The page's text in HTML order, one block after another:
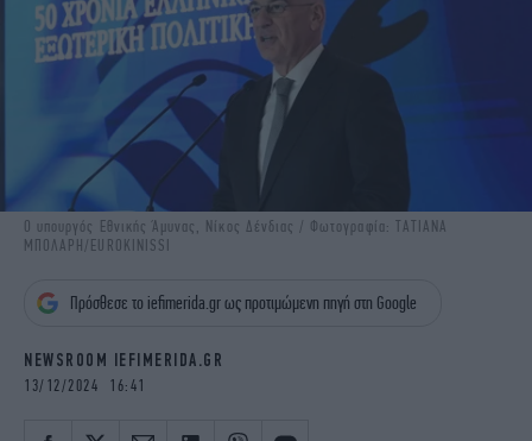
ΕΚΛΟΓΕΣ
TRAVEL
ΤΕΧΝΟΛΟΓΙΑ
ΥΓΕΙΑ
ΟΛΥΜΠΙΑΚΟΙ ΑΓΩΝΕΣ
iOPINIONS
iBOOKS
ΖΩΔΙΑ
OSCARS
NEWSLETTER
Ο υπουργός Εθνικής Άμυνας, Νίκος Δένδιας / Φωτογραφία: ΤΑΤΙΑΝΑ
ΜΠΟΛΑΡΗ/EUROKINISSI
Πρόσθεσε το iefimerida.gr ως προτιμώμενη πηγή στη Google
NEWSROOM IEFIMERIDA.GR
13/12/2024 16:41